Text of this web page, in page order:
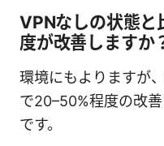
VPNなしの状態と
度が改善しますか
環境にもよりますが
で20–50%程度の改
です。